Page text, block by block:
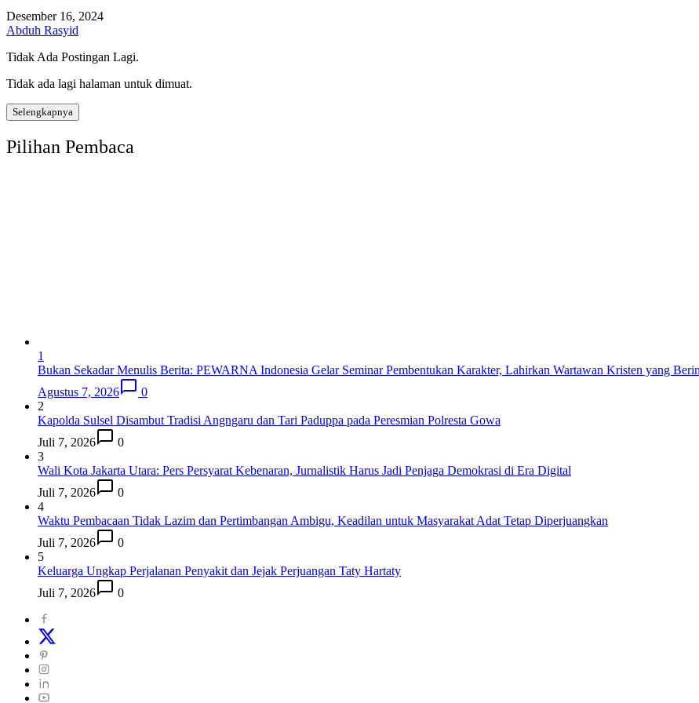
Desember 16, 2024
Abduh Rasyid
Tidak Ada Postingan Lagi.
Tidak ada lagi halaman untuk dimuat.
Selengkapnya
Pilihan Pembaca
1
Bukan Sekadar Menulis Berita: PEWARNA Indonesia Gelar Seminar Pembentukan Karakter, Lahirkan Wartawan Kristen yang
Agustus 7, 2026
0
2
Kapolda Sulsel Disambut Tradisi Angngaru dan Tari Paduppa pada Peresmian Polresta Gowa
Juli 7, 2026
0
3
Wali Kota Jakarta Utara: Pers Persyarat Kebenaran, Jurnalistik Harus Jadi Penjaga Demokrasi di Era Digital
Juli 7, 2026
0
4
Waktu Pembacaan Tidak Lazim dan Pertimbangan Ambigu, Keadilan untuk Masyarakat Adat Tetap Diperjuangkan
Juli 7, 2026
0
5
Keluarga Ungkap Perjalanan Penyakit dan Jejak Perjuangan Taty Hartaty
Juli 7, 2026
0